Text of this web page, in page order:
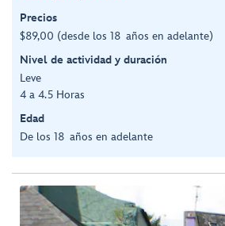
Precios
$89,00 (desde los 18 años en adelante)
Nivel de actividad y duración
Leve
4 a 4.5 Horas
Edad
De los 18 años en adelante